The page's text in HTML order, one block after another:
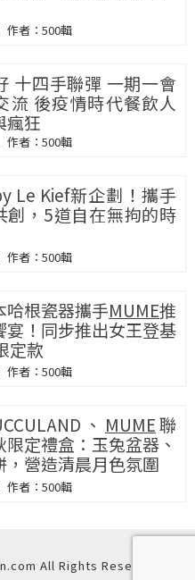
500輯
十四手聯彈 一期一會
流 後疫情時代餐飲人
瘋狂
500輯
Le Kief新企劃！攜手
創，5道自在無拘的時
500輯
哈根瓷器攜手MUME推
宴！同步推出女王登基
定款
500輯
、 MUME聯
限定禮盒：玉兔盆器、
，營造清晨月色氛圍
500輯
All Rights Reserved.